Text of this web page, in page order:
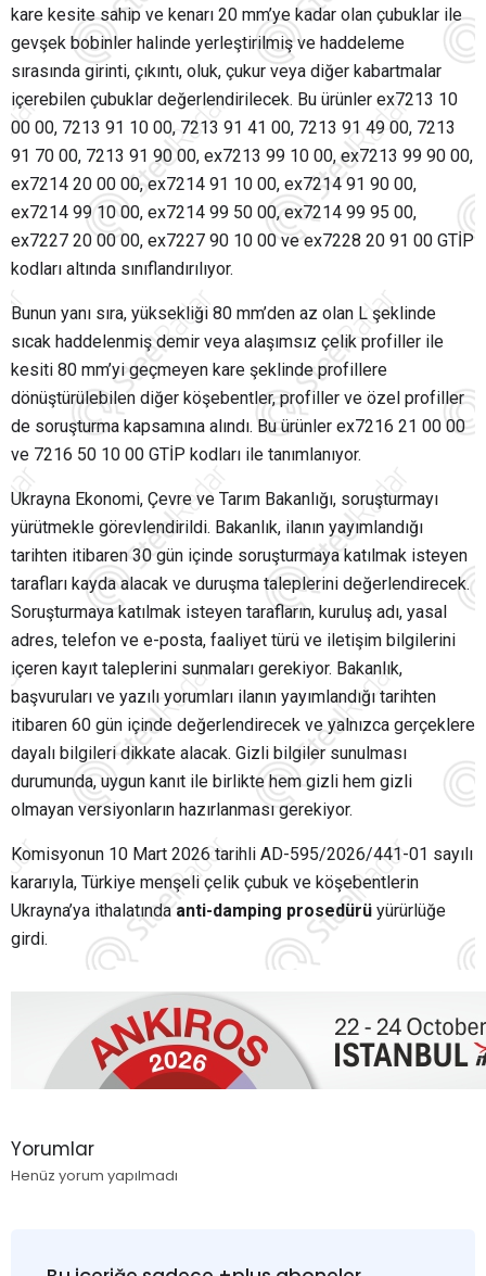
kare kesite sahip ve kenarı 20 mm’ye kadar olan çubuklar ile
gevşek bobinler halinde yerleştirilmiş ve haddeleme
sırasında girinti, çıkıntı, oluk, çukur veya diğer kabartmalar
içerebilen çubuklar değerlendirilecek. Bu ürünler ex7213 10
00 00, 7213 91 10 00, 7213 91 41 00, 7213 91 49 00, 7213
91 70 00, 7213 91 90 00, ex7213 99 10 00, ex7213 99 90 00,
ex7214 20 00 00, ex7214 91 10 00, ex7214 91 90 00,
ex7214 99 10 00, ex7214 99 50 00, ex7214 99 95 00,
ex7227 20 00 00, ex7227 90 10 00 ve ex7228 20 91 00 GTİP
kodları altında sınıflandırılıyor.
Bunun yanı sıra, yüksekliği 80 mm’den az olan L şeklinde
sıcak haddelenmiş demir veya alaşımsız çelik profiller ile
kesiti 80 mm’yi geçmeyen kare şeklinde profillere
dönüştürülebilen diğer köşebentler, profiller ve özel profiller
de soruşturma kapsamına alındı. Bu ürünler ex7216 21 00 00
ve 7216 50 10 00 GTİP kodları ile tanımlanıyor.
Ukrayna Ekonomi, Çevre ve Tarım Bakanlığı, soruşturmayı
yürütmekle görevlendirildi. Bakanlık, ilanın yayımlandığı
tarihten itibaren 30 gün içinde soruşturmaya katılmak isteyen
tarafları kayda alacak ve duruşma taleplerini değerlendirecek.
Soruşturmaya katılmak isteyen tarafların, kuruluş adı, yasal
adres, telefon ve e-posta, faaliyet türü ve iletişim bilgilerini
içeren kayıt taleplerini sunmaları gerekiyor. Bakanlık,
başvuruları ve yazılı yorumları ilanın yayımlandığı tarihten
itibaren 60 gün içinde değerlendirecek ve yalnızca gerçeklere
dayalı bilgileri dikkate alacak. Gizli bilgiler sunulması
durumunda, uygun kanıt ile birlikte hem gizli hem gizli
olmayan versiyonların hazırlanması gerekiyor.
Komisyonun 10 Mart 2026 tarihli AD-595/2026/441-01 sayılı
kararıyla, Türkiye menşeli çelik çubuk ve köşebentlerin
Ukrayna’ya ithalatındaanti-damping prosedürü yürürlüğe
girdi.
Yorumlar
Henüz yorum yapılmadı